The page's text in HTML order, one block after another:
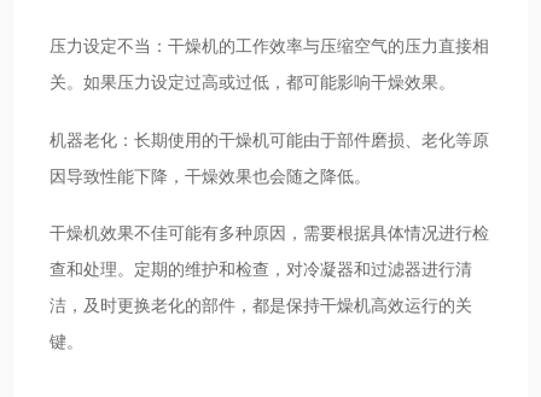
压力设定不当：干燥机的工作效率与压缩空气的压力直接相
关。如果压力设定过高或过低，都可能影响干燥效果。
机器老化：长期使用的干燥机可能由于部件磨损、老化等原
因导致性能下降，干燥效果也会随之降低。
干燥机效果不佳可能有多种原因，需要根据具体情况进行检
查和处理。定期的维护和检查，对冷凝器和过滤器进行清
洁，及时更换老化的部件，都是保持干燥机高效运行的关
键。